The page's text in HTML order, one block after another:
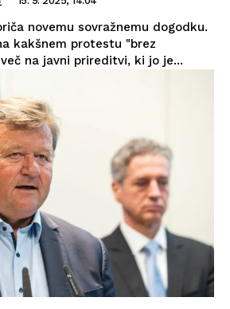
novemu sovražnemu dogodku.
kakšnem protestu "brez
na javni prireditvi, ki jo je...